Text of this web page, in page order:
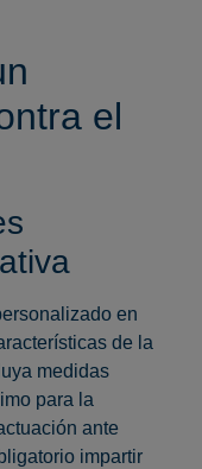
el
en
de la
medidas
para la
ante
impartir